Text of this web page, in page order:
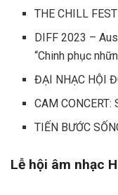
THE CHILL
DIFF 2023 –
“Chinh phục
ĐẠI NHẠC HỘI
CAM CONCERT:
TIẾN BƯỚC
Lễ hội âm nhạc